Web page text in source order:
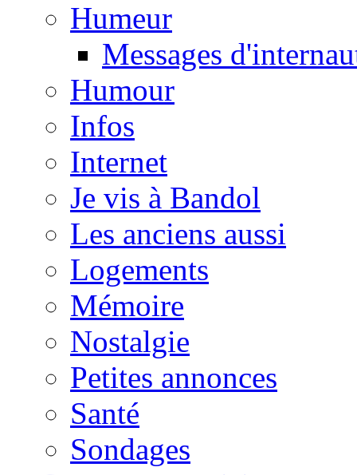
Humeur
Messages
Humour
Infos
Internet
Je vis à Bandol
Les anciens aussi
Logements
Mémoire
Nostalgie
Petites annonces
Santé
Sondages